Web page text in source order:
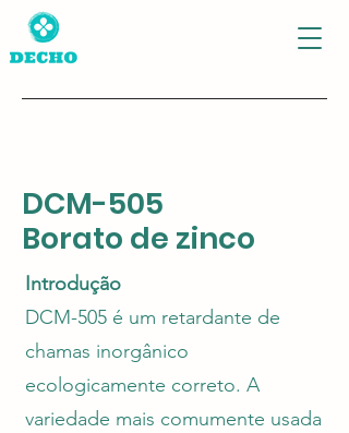
DCM-505
Borato de zinco
Introdução
DCM-505 é um retardante de
chamas inorgânico
ecologicamente correto. A
variedade mais comumente usada